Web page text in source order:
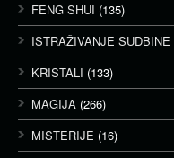
FENG SHUI (135)
ISTRAŽIVANJE SUDBINE
KRISTALI (133)
MAGIJA (266)
MISTERIJE (16)